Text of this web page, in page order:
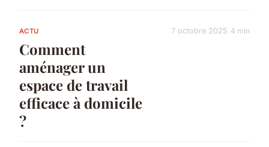
ACTU
Comment
aménager un
espace de travail
efficace à domicile
?
7 octobre 2025 4 min